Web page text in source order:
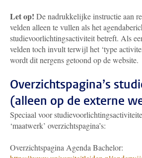
Let op! De nadrukkelijke instructie aan
velden alleen te vullen als het
studievoorlichtingsactiviteit betreft. Als
velden toch invult terwijl het ‘type
wordt dit nergens getoond op de website.
Overzichtspagina’s
(alleen op de externe
Speciaal voor
‘maatwerk’ overzichtspagina’s:
Overzichtspagina Agenda Bachelor: